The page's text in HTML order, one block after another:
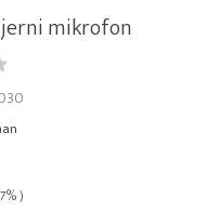
mikrofon
)